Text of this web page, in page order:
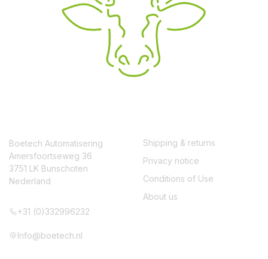
Boetech Automatisering
Amersfoortseweg 36
3751 LK Bunschoten
Nederland
+31 (0)332996232
Info@boetech.nl
Shipping & returns
Privacy notice
Conditions of Use
About us